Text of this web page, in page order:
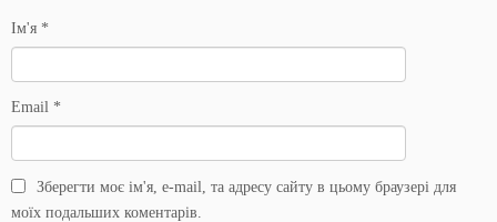
Ім'я *
Email *
Зберегти моє ім'я, e-mail, та адресу сайту в цьому браузері для
моїх подальших коментарів.